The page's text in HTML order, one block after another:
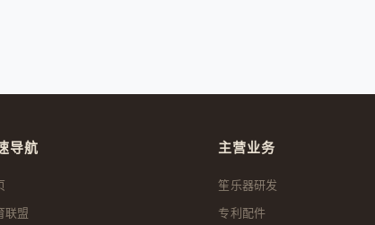
导航
联盟
主营业务
笙乐器研发
专利配件